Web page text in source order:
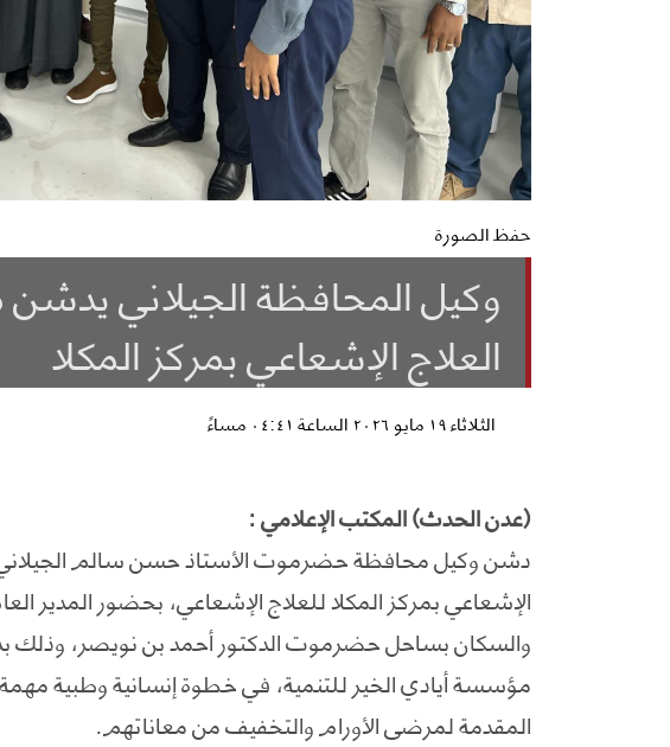
حفظ الصورة
وكيل المحافظة الجيلاني
العلاج الإشعاعي بمركز المكلا
الثلاثاء ١٩ مايو ٢٠٢٦ الساعة ٠٤:٤١ مساءً
(عدن الحدث) المكتب الإعلامي :
دشن وكيل محافظة حضرموت الأستاذ حسن سالم الجيلاني،
الإشعاعي بمركز المكلا للعلاج الإشعاعي، بحضور المدير
والسكان بساحل حضرموت الدكتور أحمد بن نويصر، وذلك
مؤسسة أيادي الخير للتنمية، في خطوة إنسانية وطبية
المقدمة لمرضى الأورام والتخفيف من معاناتهم.